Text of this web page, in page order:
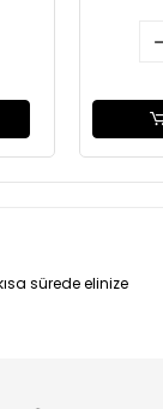
sürede elinize